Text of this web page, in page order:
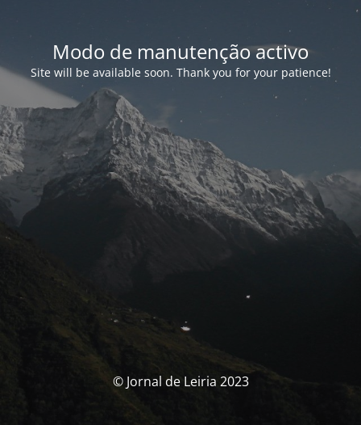
Modo de manutenção activo
Site will be available soon. Thank you for your patience!
© Jornal de Leiria 2023